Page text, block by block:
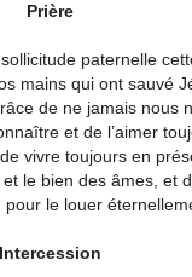
Prière
paternelle
mains qui ont sauvé
de ne jamais nous
et de l’aimer
vivre toujours en
le bien des âmes, et
le louer
Intercession